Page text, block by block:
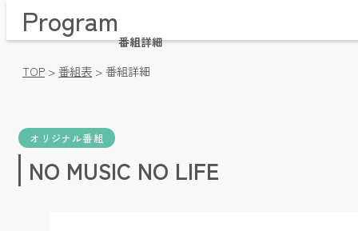
Home / トップページ
Time Table / 番組表
Message / メッセージ・リクエスト
Program
番組詳細
TOP >番組表 >番組詳細
オリジナル番組
NO MUSIC NO LIFE